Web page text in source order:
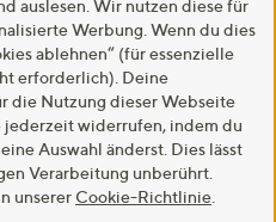
auslesen. Wir nutzen diese für
Werbung. Wenn du dies
ablehnen“ (für essenzielle
erforderlich). Deine
die Nutzung dieser Webseite
jederzeit widerrufen, indem du
Auswahl änderst. Dies lässt
Verarbeitung unberührt.
unserer Cookie-Richtlinie